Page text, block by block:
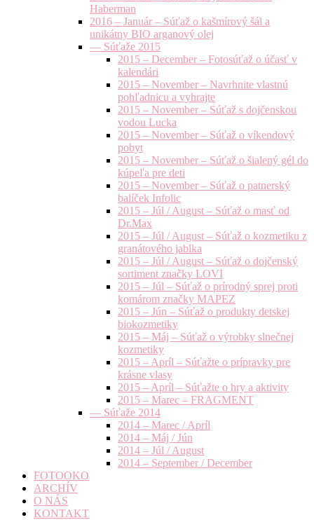
Haberman
2016 – Január – Súťaž o kašmírový šál a
unikátny BIO arganový olej
— Súťaže 2015
2015 – December – Fotosúťaž o účasť v
kalendári
2015 – November – Navrhnite vlastnú
pohľadnicu a vyhrajte
2015 – November – Súťaž s dojčenskou
vodou Lucka
2015 – November – Súťaž o víkendový
pobyt
2015 – November – Súťaž o šialený gél do
kúpeľa pre deti
2015 – November – Súťaž o patnerský
balíček Infolic
2015 – Júl / August – Súťaž o masť od
Dr.Max
2015 – Júl / August – Súťaž o kozmetiku z
granátového jablka
2015 – Júl / August – Súťaž o dojčenský
sortiment značky LOVI
2015 – Júl – Súťaž o prírodný sprej proti
komárom značky MAPEZ
2015 – Jún – Súťaž o produkty detskej
biokozmetiky
2015 – Máj – Súťaž o výrobky slnečnej
kozmetiky
2015 – Apríl – Súťažte o prípravky pre
krásne vlasy
2015 – Apríl – Súťažte o hry a aktivity
2015 – Marec – FRAGMENT
— Súťaže 2014
2014 – Marec / Apríl
2014 – Máj / Jún
2014 – Júl / August
2014 – September / December
FOTOOKO
ARCHÍV
O NÁS
KONTAKT